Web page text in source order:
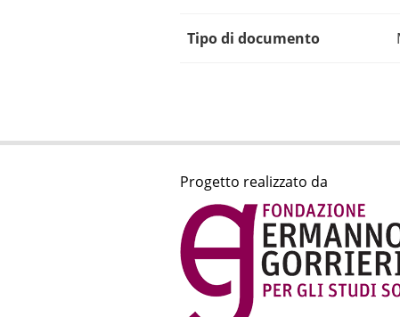
Tipo di documento
Progetto realizzato da